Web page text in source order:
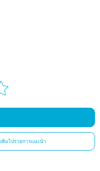
เพิ่มไปรายการแนะนำ